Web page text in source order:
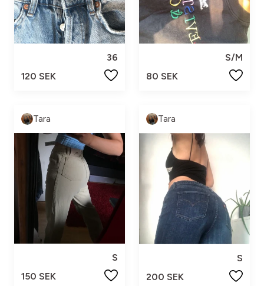
36
120 SEK
S/M
80 SEK
Tara
S
150 SEK
Tara
S
200 SEK